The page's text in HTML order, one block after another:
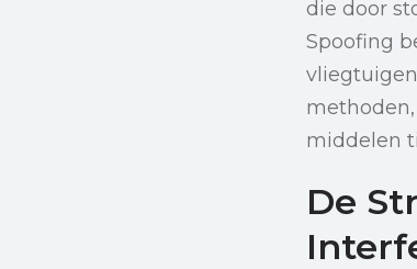
die door
Spoofing
middelen
De